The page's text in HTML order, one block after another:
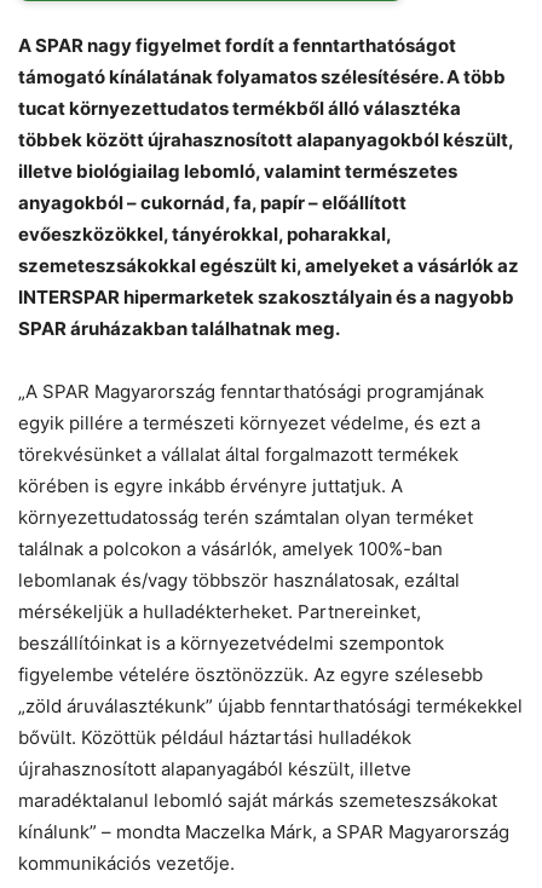
A SPAR nagy figyelmet fordít a fenntarthatóságot
támogató kínálatának folyamatos szélesítésére. A több
tucat környezettudatos termékből álló választéka
többek között újrahasznosított alapanyagokból készült,
illetve biológiailag lebomló, valamint természetes
anyagokból – cukornád, fa, papír – előállított
evőeszközökkel, tányérokkal, poharakkal,
szemeteszsákokkal egészült ki, amelyeket a vásárlók az
INTERSPAR hipermarketek szakosztályain és a nagyobb
SPAR áruházakban találhatnak meg.
„A SPAR Magyarország fenntarthatósági programjának
egyik pillére a természeti környezet védelme, és ezt a
törekvésünket a vállalat által forgalmazott termékek
körében is egyre inkább érvényre juttatjuk. A
környezettudatosság terén számtalan olyan terméket
találnak a polcokon a vásárlók, amelyek 100%-ban
lebomlanak és/vagy többször használatosak, ezáltal
mérsékeljük a hulladékterheket. Partnereinket,
beszállítóinkat is a környezetvédelmi szempontok
figyelembe vételére ösztönözzük. Az egyre szélesebb
„zöld áruválasztékunk” újabb fenntarthatósági termékekkel
bővült. Közöttük például háztartási hulladékok
újrahasznosított alapanyagából készült, illetve
maradéktalanul lebomló saját márkás szemeteszsákokat
kínálunk” – mondta Maczelka Márk, a SPAR Magyarország
kommunikációs vezetője.
Helló! Miben segíthetek ma?